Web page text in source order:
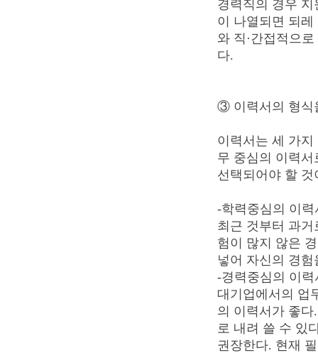
경력직의 경우
이 나열되면 되
와 직·간접적으
다.
③ 이력서의 형식
이력서는 세 가
무 중심의 이력
선택되어야 할 것
-학력중심의 이력
최근 것부터 과
험이 많지 않은
넣어 자신의 경
-경력중심의 이력
대기업에서의 업
의 이력서가 좋
로 내려 쓸 수 있
권장한다. 현재